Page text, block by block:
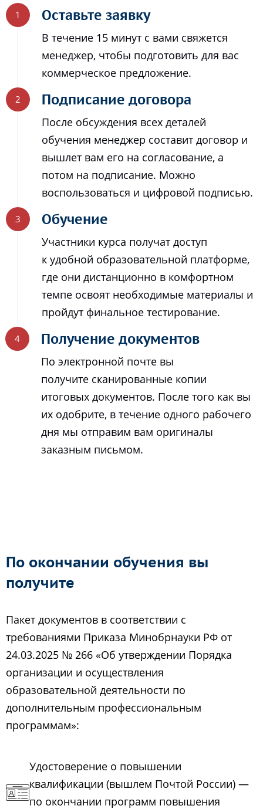
Оставьте заявку
В течение 15 минут с вами свяжется
менеджер, чтобы подготовить для вас
коммерческое предложение.
Подписание договора
После обсуждения всех деталей
обучения менеджер составит договор и
вышлет вам его на согласование, а
потом на подписание. Можно
воспользоваться и цифровой подписью.
Обучение
Участники курса получат доступ
к удобной образовательной платформе,
где они дистанционно в комфортном
темпе освоят необходимые материалы и
пройдут финальное тестирование.
Получение документов
По электронной почте вы
получите сканированные копии
итоговых документов. После того как вы
их одобрите, в течение одного рабочего
дня мы отправим вам оригиналы
заказным письмом.
По окончании обучения вы
получите
Пакет документов в соответствии с
требованиями Приказа Минобрнауки РФ от
24.03.2025 № 266 «Об утверждении Порядка
организации и осуществления
образовательной деятельности по
дополнительным профессиональным
программам»:
Удостоверение о повышении
квалификации (вышлем Почтой России) —
по окончании программ повышения